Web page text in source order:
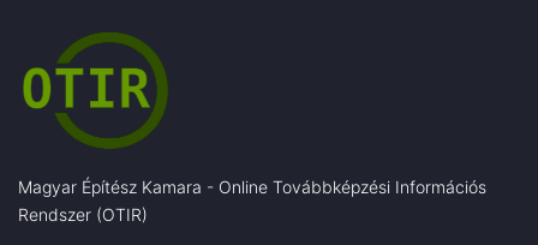
Magyar Építész Kamara - Online Továbbképzési Információs
Rendszer (OTIR)